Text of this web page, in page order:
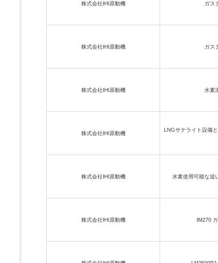
株式会社IHI原動機 ガス
株式会社IHI原動機 ガス
株式会社IHI原動機 水素
株式会社IHI原動機
LNGサテライト設備
株式会社IHI原動機 水素使用可能な追
株式会社IHI原動機 IM270